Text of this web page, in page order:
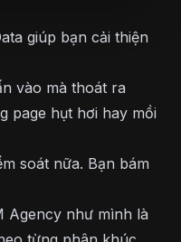
giúp bạn cải thiện
vào mà thoát ra
page hụt hơi hay mồi
soát nữa. Bạn bám
Agency như mình là